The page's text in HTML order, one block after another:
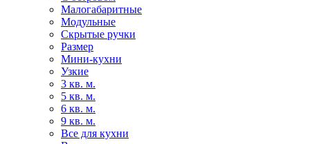
Малогабаритные
Модульные
Скрытые ручки
Размер
Мини-кухни
Узкие
3 кв. м.
5 кв. м.
6 кв. м.
9 кв. м.
Все для кухни